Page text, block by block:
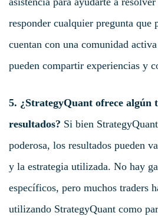
responder cualquier pregunta que
cuentan con una comunidad
pueden compartir experiencias y
5. ¿StrategyQuant ofrece algún
resultados? Si bien
poderosa, los resultados pueden
y la estrategia utilizada. No hay
específicos, pero muchos traders
utilizando StrategyQuant como